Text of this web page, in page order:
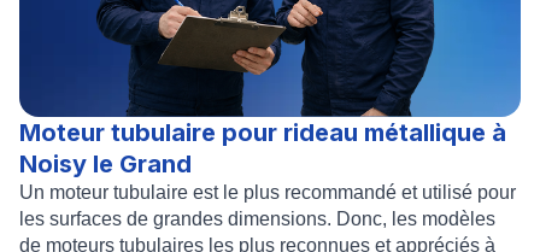
Moteur tubulaire pour rideau métallique à
Noisy le Grand
Un moteur tubulaire est le plus recommandé et utilisé pour
les surfaces de grandes dimensions. Donc, les modèles
de moteurs tubulaires les plus reconnues et appréciés à